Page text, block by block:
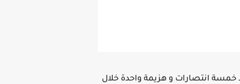
خمسة انتصارات و هزيمة واحدة خلال